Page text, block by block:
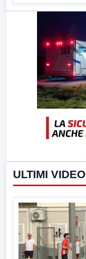
ULTIMI VIDEO